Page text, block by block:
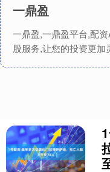
一鼎盈
一鼎盈,一鼎盈平台,配
股服务,让您的投资更加